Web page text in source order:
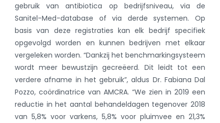
gebruik van antibiotica op bedrijfsniveau, via de
Sanitel-Med-database of via derde systemen. Op
basis van deze registraties kan elk bedrijf specifiek
opgevolgd worden en kunnen bedrijven met elkaar
vergeleken worden. “Dankzij het benchmarkingsysteem
wordt meer bewustzijn gecreëerd. Dit leidt tot een
verdere afname in het gebruik”, aldus Dr. Fabiana Dal
Pozzo, coördinatrice van AMCRA. “We zien in 2019 een
reductie in het aantal behandeldagen tegenover 2018
van 5,8% voor varkens, 5,8% voor pluimvee en 21,3%